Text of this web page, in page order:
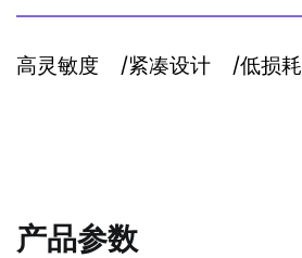
高灵敏度 /紧凑设计 /低损耗
产品参数